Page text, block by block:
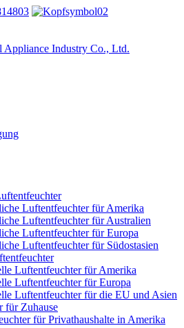
Luftentfeuchter für Amerika
Luftentfeuchter für Australien
Luftentfeuchter für Europa
Luftentfeuchter für Südostasien
Luftentfeuchter für Amerika
Luftentfeuchter für Europa
Luftentfeuchter für die EU und Asien
für Zuhause
für Privathaushalte in Amerika